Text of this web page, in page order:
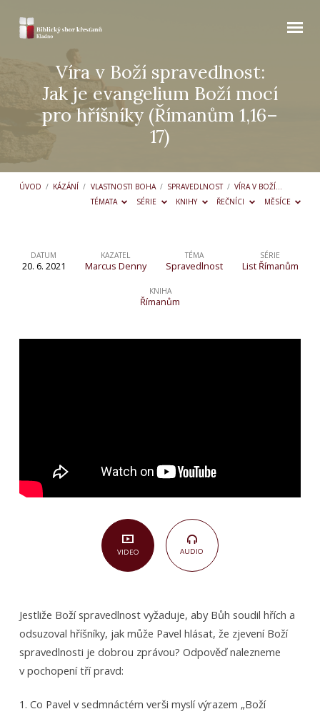
Víra v Boží spravedlnost:
Jak je evangelium Boží mocí
pro hříšníky (Římanům 1,16–
17)
ÚVOD / KÁZÁNÍ / VLASTNOSTI BOHA / SPRAVEDLNOST / VÍRA V BOŽÍ…
TÉMATA
SÉRIE KNIHY ŘEČNÍCI MĚSÍCE
Víra
Jak
(Římanům
1,16–
DATUM
20. 6. 2021
KAZATEL
Marcus Denny
TÉMA
Spravedlnost
SÉRIE
List Římanům
KNIHA
Římanům
VIDEO AUDIO
Jestliže Boží spravedlnost vyžaduje, aby Bůh soudil hřích a
odsuzoval hříšníky, jak může Pavel hlásat, že zjevení Boží
spravedlnosti je dobrou zprávou? Odpověď nalezneme
v pochopení tří pravd:
1. Co Pavel v sedmnáctém verši myslí výrazem „Boží